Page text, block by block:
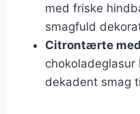
med friske
smagfuld
Citrontærte
chokoladeglasur
dekadent smag